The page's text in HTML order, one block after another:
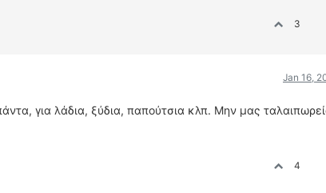
3
Jan 16,
για λάδια, ξύδια, παπούτσια κλπ. Μην μας
4